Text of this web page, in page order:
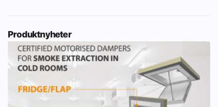
Produktnyheter